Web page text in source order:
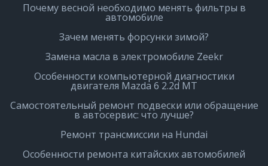
Почему весной необходимо менять фильтры в
автомобиле
Зачем менять форсунки зимой?
Замена масла в электромобиле Zeekr
Особенности компьютерной диагностики
двигателя Mazda 6 2.2d MT
Самостоятельный ремонт подвески или обращение
в автосервис: что лучше?
Ремонт трансмиссии на Hundai
Особенности ремонта китайских автомобилей